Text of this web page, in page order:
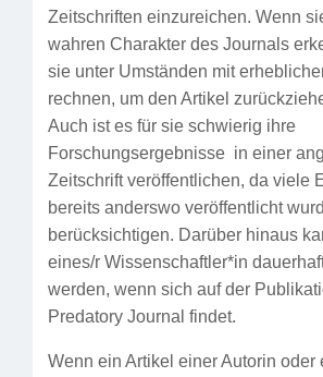
Zeitschriften einzureichen. Wenn
wahren Charakter des Journals
sie unter Umständen mit
rechnen, um den Artikel
Auch ist es für sie schwierig ihre
Forschungsergebnisse in einer
Zeitschrift veröffentlichen, da viele
bereits anderswo veröffentlicht
berücksichtigen. Darüber hinaus
eines/r Wissenschaftler*in
werden, wenn sich auf der
Predatory Journal findet.
Wenn ein Artikel einer Autorin oder